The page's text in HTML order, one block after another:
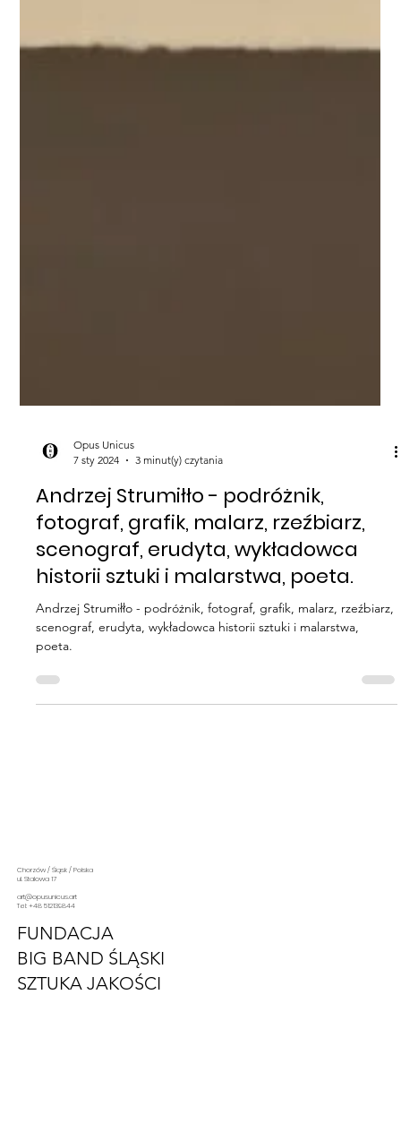
7 sty 2024
3 minut(y) czytania
Andrzej Strumiłło - podróżnik,
fotograf, grafik, malarz, rzeźbiarz,
scenograf, erudyta, wykładowca
historii sztuki i malarstwa, poeta.
Andrzej Strumiłło - podróżnik, fotograf, grafik, malarz, rzeźbiarz,
scenograf, erudyta, wykładowca historii sztuki i malarstwa,
poeta.
art@opusunicus.art
Tel: +48 512139844
Chorzów / Śląsk / Polska
ul. Stalowa 17
FUNDACJA
BIG BAND ŚLĄSKI